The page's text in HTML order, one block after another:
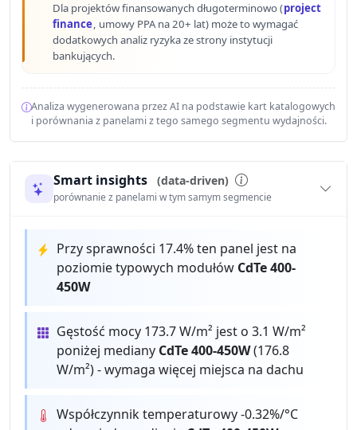
Dla projektów finansowanych długoterminowo (project
finance, umowy PPA na 20+ lat) może to wymagać
dodatkowych analiz ryzyka ze strony instytucji
bankujących.
Analiza wygenerowana przez AI na podstawie kart katalogowych
i porównania z panelami z tego samego segmentu wydajności.
Smart insights (data-driven)
porównanie z panelami w tym samym segmencie
Przy sprawności 17.4% ten panel jest na
poziomie typowych modułów CdTe 400-
450W
Gęstość mocy 173.7 W/m² jest o 3.1 W/m²
poniżej mediany CdTe 400-450W(176.8
W/m²) - wymaga więcej miejsca na dachu
Współczynnik temperaturowy -0.32%/°C